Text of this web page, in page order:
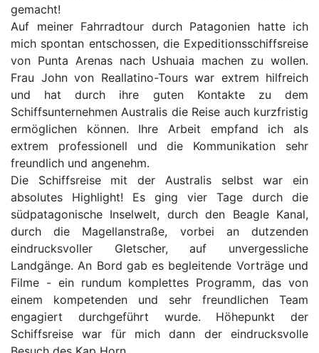
gemacht!
Auf meiner Fahrradtour durch Patagonien hatte ich
mich spontan entschossen, die Expeditionsschiffsreise
von Punta Arenas nach Ushuaia machen zu wollen.
Frau John von Reallatino-Tours war extrem hilfreich
und hat durch ihre guten Kontakte zu dem
Schiffsunternehmen Australis die Reise auch kurzfristig
ermöglichen können. Ihre Arbeit empfand ich als
extrem professionell und die Kommunikation sehr
freundlich und angenehm.
Die Schiffsreise mit der Australis selbst war ein
absolutes Highlight! Es ging vier Tage durch die
südpatagonische Inselwelt, durch den Beagle Kanal,
durch die Magellanstraße, vorbei an dutzenden
eindrucksvoller Gletscher, auf unvergessliche
Landgänge. An Bord gab es begleitende Vorträge und
Filme - ein rundum komplettes Programm, das von
einem kompetenden und sehr freundlichen Team
engagiert durchgeführt wurde. Höhepunkt der
Schiffsreise war für mich dann der eindrucksvolle